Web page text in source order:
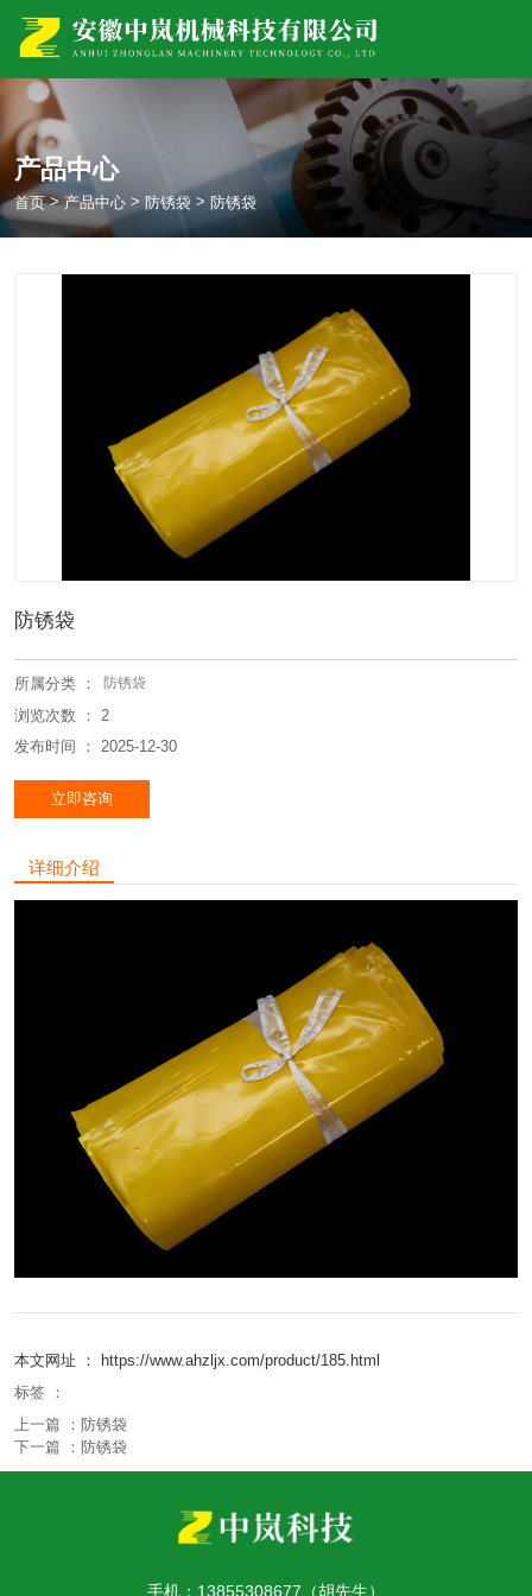
产品中心
首页>产品中心 > 防锈袋 > 防锈袋
防锈袋
所属分类 ： 防锈袋
浏览次数 ： 2
发布时间 ： 2025-12-30
立即咨询
详细介绍
本文网址 ： https://www.ahzljx.com/product/185.html
标签 ：
上一篇 ： 防锈袋
下一篇 ： 防锈袋
手机：13855308677（胡先生）